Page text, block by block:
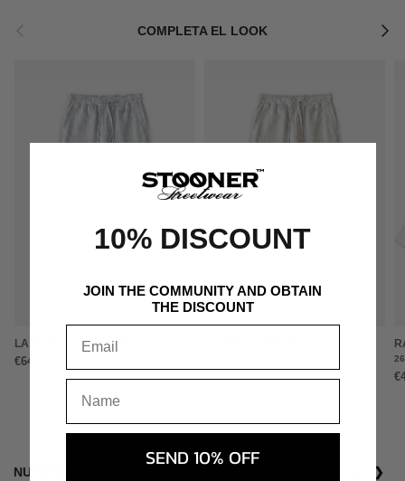
Anterior COMPLETA EL LOOK
+
LA ROMANA LINEN PANTS
€64,00
NUESTRA GALERÍA ❯
10% DISCOUNT
JOIN THE COMMUNITY AND OBTAIN
THE DISCOUNT
SEND 10% OFF